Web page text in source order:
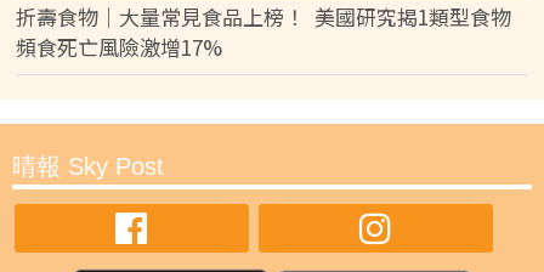
折壽食物｜大量常見食品上榜！ 美國研究揭1類型食物
頻食死亡風險激增17%
晴報 Sky Post